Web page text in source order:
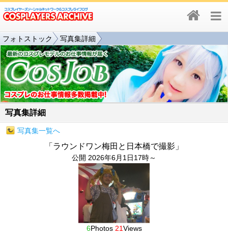
フォトストック 写真集詳細
写真集詳細
写真集一覧へ
「ラウンドワン梅田と日本橋で撮影」
公開 2026年6月1日17時～
6Photos 21Views